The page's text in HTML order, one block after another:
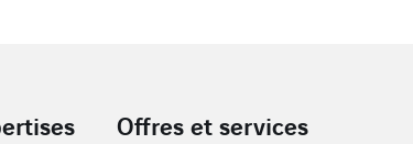
Offres et services